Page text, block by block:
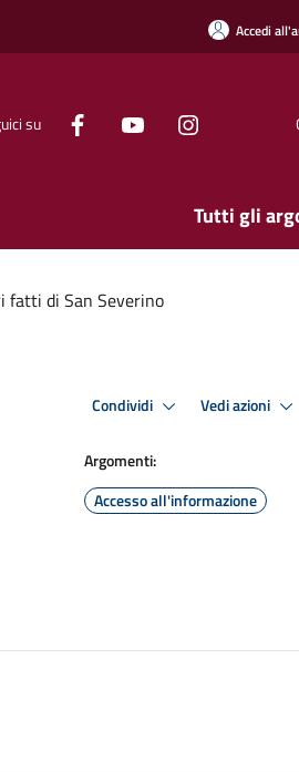
Accedi
su
Tutti gli
fatti di San Severino
Condividi Vedi azioni
Argomenti:
Accesso all'informazione